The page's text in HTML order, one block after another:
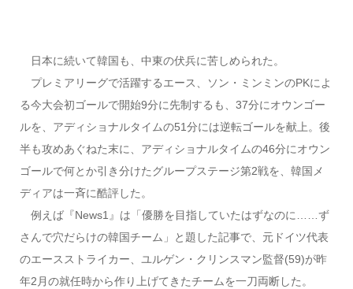
日本に続いて韓国も、中東の伏兵に苦しめられた。
プレミアリーグで活躍するエース、ソン・ミンミンのPKによ
る今大会初ゴールで開始9分に先制するも、37分にオウンゴー
ルを、アディショナルタイムの51分には逆転ゴールを献上。後
半も攻めあぐねた末に、アディショナルタイムの46分にオウン
ゴールで何とか引き分けたグループステージ第2戦を、韓国メ
ディアは一斉に酷評した。
例えば『News1』は「優勝を目指していたはずなのに……ず
さんで穴だらけの韓国チーム」と題した記事で、元ドイツ代表
のエースストライカー、ユルゲン・クリンスマン監督(59)が昨
年2月の就任時から作り上げてきたチームを一刀両断した。